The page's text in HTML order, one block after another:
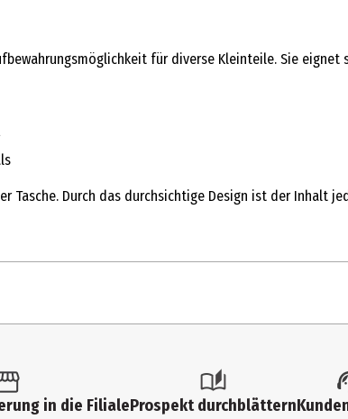
für diverse Kleinteile. Sie
Durch das durchsichtige Design ist der Inhalt
in die FilialeProspekt durchblättern